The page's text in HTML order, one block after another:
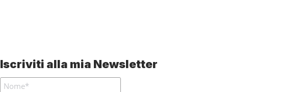
Iscriviti alla mia Newsletter